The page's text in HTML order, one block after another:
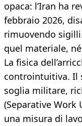
opaca: l’Iran ha
febbraio 2026,
rimuovendo
quel materiale,
La fisica
controintuitiva. Il
soglia militare,
(Separative Work
una misura di